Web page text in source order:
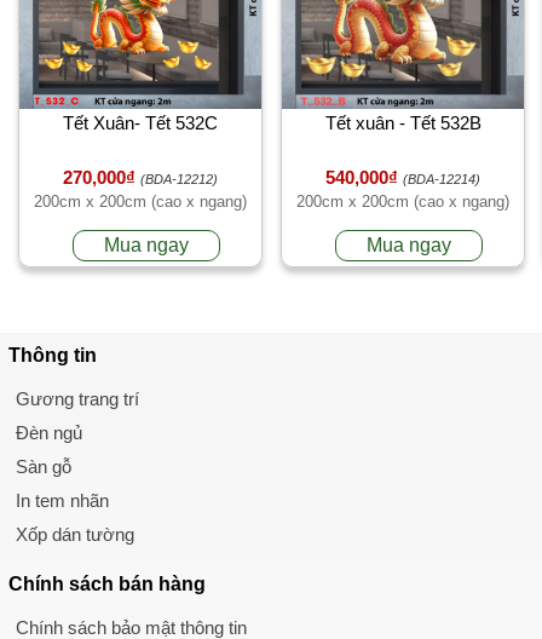
Tết Xuân- Tết 532C
270,000₫ (BDA-12212)
200cm x 200cm (cao x ngang)
Mua ngay
Tết xuân - Tết 532B
540,000₫ (BDA-12214)
200cm x 200cm (cao x ngang)
Mua ngay
Thông tin
Gương trang trí
Đèn ngủ
Sàn gỗ
In tem nhãn
Xốp dán tường
Chính sách bán hàng
Chính sách bảo mật thông tin